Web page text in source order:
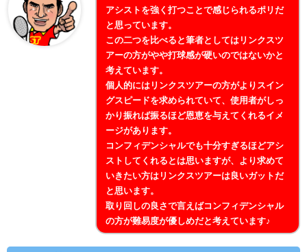
アシストを強く打つことで感じられるポリだ
と思っています。
この二つを比べると筆者としてはリンクスツ
アーの方がやや打球感が硬いのではないかと
考えています。
個人的にはリンクスツアーの方がよりスイン
グスピードを求められていて、使用者がしっ
かり振れば振るほど恩恵を与えてくれるイメ
ージがあります。
コンフィデンシャルでも十分すぎるほどアシ
ストしてくれるとは思いますが、より求めて
いきたい方はリンクスツアーは良いガットだ
と思います。
取り回しの良さで言えばコンフィデンシャル
の方が難易度が優しめだと考えています♪